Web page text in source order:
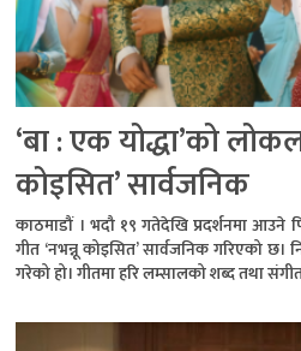
‘बा : एक योद्धा’को
कोइसित’ सार्वजनिक
काठमाडौं । भदौ १९ गतेदेखि प्रदर्शनमा आउने
गीत ‘नभन्नू कोइसित’ सार्वजनिक गरिएको छ।
गरेको हो। गीतमा हरि लम्सालको शब्द तथा